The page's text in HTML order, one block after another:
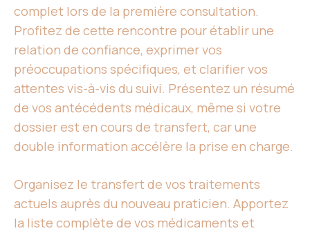
complet lors de la première consultation.
Profitez de cette rencontre pour établir une
relation de confiance, exprimer vos
préoccupations spécifiques, et clarifier vos
attentes vis-à-vis du suivi. Présentez un résumé
de vos antécédents médicaux, même si votre
dossier est en cours de transfert, car une
double information accélère la prise en charge.
Organisez le transfert de vos traitements
actuels auprès du nouveau praticien. Apportez
la liste complète de vos médicaments et